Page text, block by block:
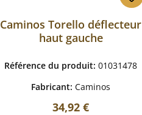
Caminos Torello déflecteur
haut gauche
Référence du produit:01031478
Fabricant:Caminos
Prix régulier :
34,92 €